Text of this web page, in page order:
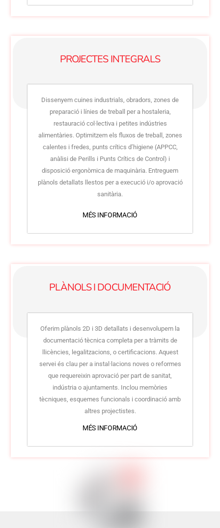
PROJECTES INTEGRALS
Dissenyem cuines industrials, obradors, zones de
preparació i línies de treball per a hostaleria,
restauració col·lectiva i petites indústries
alimentàries. Optimitzem els fluxos de treball, zones
calentes i fredes, punts crítics d’higiene (APPCC,
anàlisi de Perills i Punts Crítics de Control) i
disposició ergonòmica de maquinària. Entreguem
plànols detallats llestos per a execució i/o aprovació
sanitària.
MÉS INFORMACIÓ
PLÀNOLS I DOCUMENTACIÓ
Oferim plànols 2D i 3D detallats i desenvolupem la
documentació tècnica completa per a tràmits de
llicències, legalitzacions, o certificacions. Aquest
servei és clau per a instal·lacions noves o reformes
que requereixin aprovació per part de sanitat,
indústria o ajuntaments. Inclou memòries
tècniques, esquemes funcionals i coordinació amb
altres projectistes.
MÉS INFORMACIÓ